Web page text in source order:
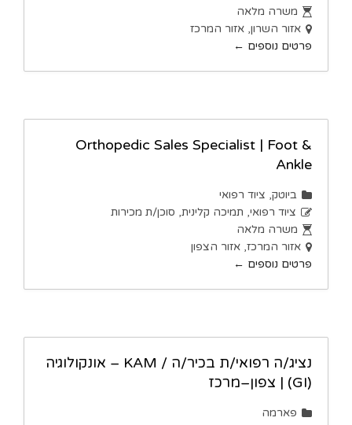
משרה מלאה
אזור השרון אזור המרכז
פרטים נוספים
Orthopedic Sales Specialist | Foot &
Ankle
ביוטק ציוד רפואי
ציוד רפואי תמיכה קלינית סוכן/ת מכירות
משרה מלאה
אזור המרכז אזור הצפון
פרטים נוספים
נציג/ה רפואי/ת בכיר/ה / KAM – אונקולוגיה
(GI) | צפון–מרכז
פארמה